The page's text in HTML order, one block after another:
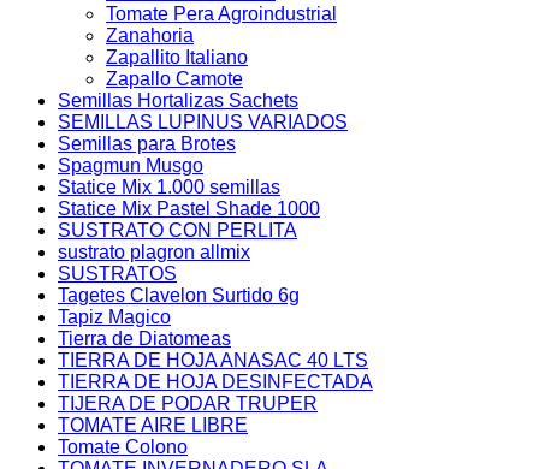
Tomate Pera Agroindustrial
Zanahoria
Zapallito Italiano
Zapallo Camote
Semillas Hortalizas Sachets
SEMILLAS LUPINUS VARIADOS
Semillas para Brotes
Spagmun Musgo
Statice Mix 1.000 semillas
Statice Mix Pastel Shade 1000
SUSTRATO CON PERLITA
sustrato plagron allmix
SUSTRATOS
Tagetes Clavelon Surtido 6g
Tapiz Magico
Tierra de Diatomeas
TIERRA DE HOJA ANASAC 40 LTS
TIERRA DE HOJA DESINFECTADA
TIJERA DE PODAR TRUPER
TOMATE AIRE LIBRE
Tomate Colono